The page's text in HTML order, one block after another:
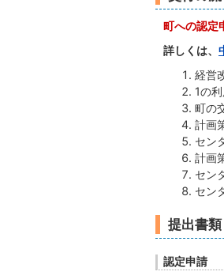
町への認定
詳しくは、
経営
1の
町の
計画
セン
計画
セン
セン
提出書類
認定申請